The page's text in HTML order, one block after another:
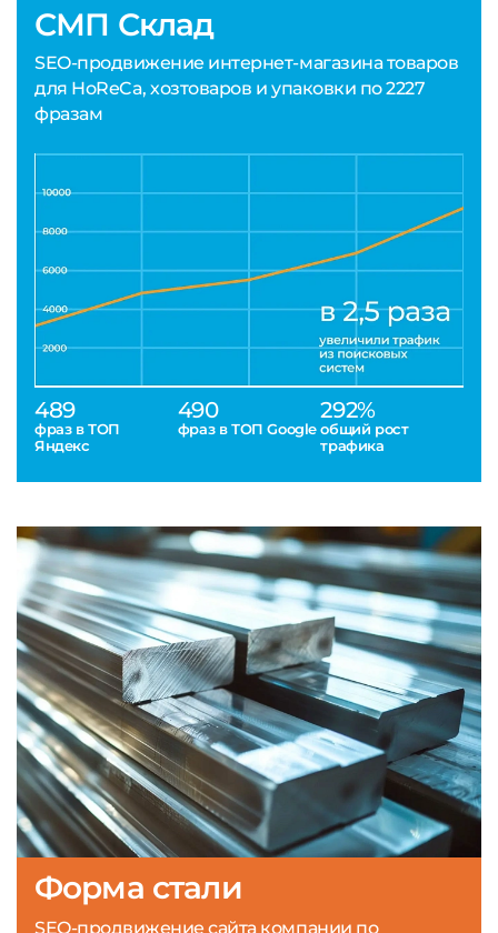
СМП Склад
SEO-продвижение интернет-магазина товаров
для HoReCa, хозтоваров и упаковки по 2227
фразам
489
фраз в ТОП
Яндекс
490
фраз в ТОП Google
292%
общий рост
трафика
Форма стали
SEO-продвижение сайта компании по